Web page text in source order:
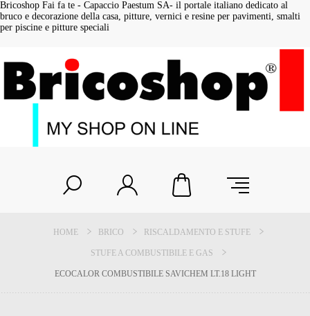
Bricoshop Fai fa te - Capaccio Paestum SA- il portale italiano dedicato al
bruco e decorazione della casa, pitture, vernici e resine per pavimenti, smalti
per piscine e pitture speciali
HOME BRICO RISCALDAMENTO E STUFE
STUFE A COMBUSTIBILE E GAS
ECOCALOR COMBUSTIBILE SAVICHEM LT.18 LIGHT